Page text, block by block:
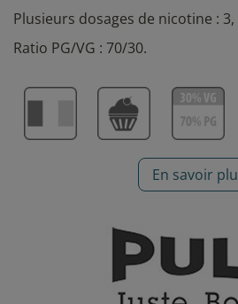
Plusieurs dosages de nicotine :
Ratio PG/VG : 70/30.
En savoir